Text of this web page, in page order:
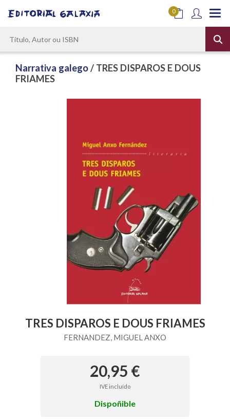
0
Narrativa galego/ TRES DISPAROS E DOUS
FRIAMES
TRES DISPAROS E DOUS FRIAMES
FERNANDEZ, MIGUEL ANXO
20,95 €
IVE incluído
Dispoñible